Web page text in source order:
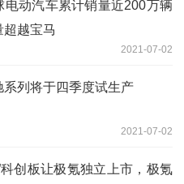
电动汽车累计销量近200万辆
超越宝马
2021-07-02
列将于四季度试生产
2021-07-02
科创板让极氪独立上市，极氪